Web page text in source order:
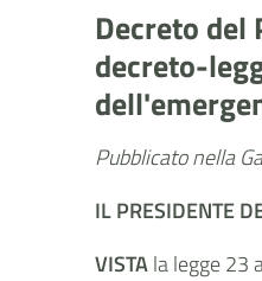
Decreto
decreto-
Pubblicato nella
IL PRESIDENTE
VISTAla legge 23